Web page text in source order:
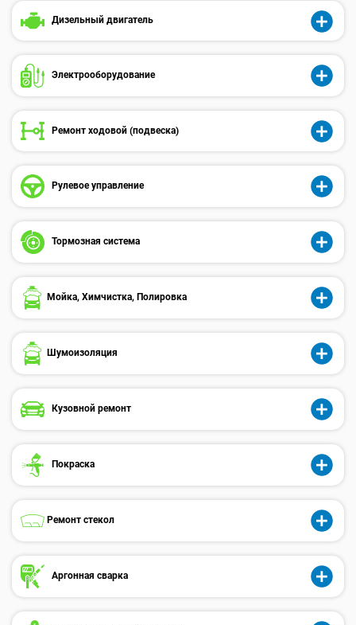
Дизельный двигатель
Электрооборудованиe
Ремонт ходовой (подвеска)
Рулевое управление
Тормозная система
Мойка, Химчистка, Полировка
Шумоизоляция
Кузовной ремонт
Покраска
Ремонт стекол
Аргонная сварка